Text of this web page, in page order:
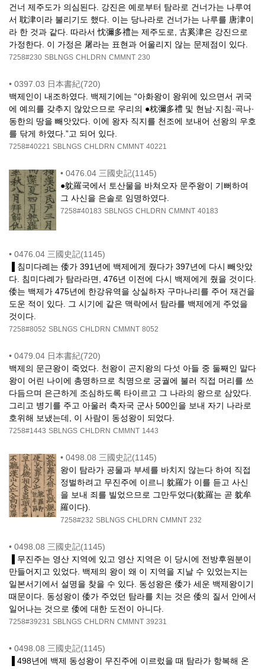
건너 제주도가 의심된다. 강진은 예로부터 탐라로 건너가는 나루여
서 耽津이라 불리기도 했다. 이는 당나라로 건너가는 나루를 唐津이
라 한 것과 같다. 따라서 忱彌多禮는 제주도로, 古奚津은 강진으로
가정한다. 이 가정은 屠라는 표현과 어울리지 않는 문제점이 있다.
7258#230 SBLNGS CHLDRN CMMNT 230
• 0397.03 日本書紀(720)
백제인이 내조하였다. 백제기에는 “아화왕이 왕위에 있으면서 귀국
에 예의를 갖추지 않았으므로 우리의 ●枕彌多禮 및 현남·지침·곡나·
동한의 땅을 빼앗았다. 이에 왕자 직지를 천조에 보내어 선왕의 우호
를 닦게 하였다.”고 되어 있다.
7258#40221 SBLNGS CHLDRN CMMNT 40221
• 0476.04 三國史記(1145)
●躭羅국에서 토산물을 바쳐오자 문주왕이 기뻐하여
그 사신을 은솔로 임명하였다.
7258#40183 SBLNGS CHLDRN CMMNT 40183
• 0476.04 三國史記(1145)
▐ 침미다례는 倭가 391년에 백제에게 줬다가 397년에 다시 빼앗았
다. 침미다례가 탐라라면, 476년 이전에 다시 백제에게 줬을 것이다.
倭는 백제가 475년에 한강유역을 상실하자 구마나리를 주어 재건을
도운 적이 있다. 그 시기에 같은 맥락에서 탐라를 백제에게 주었을
것이다.
7258#8052 SBLNGS CHLDRN CMMNT 8052
• 0479.04 日本書紀(720)
백제의 문근왕이 죽었다. 천왕이 곤지왕의 다섯 아들 중 둘째인 말다
왕이 어린 나이에 총명하므로 칙명으로 궁궐에 불러 직접 머리를 쓰
다듬으며 은근하게 조심하도록 타이르고 그 나라의 왕으로 삼았다.
그리고 병기를 주고 아울러 축자국 군사 500인을 보내 자기 나라로
호위해 보냈는데, 이 사람이 동성왕이 되었다.
7258#1443 SBLNGS CHLDRN CMMNT 1443
• 0498.08 三國史記(1145)
왕이 탐라가 공물과 부세를 바치지 않는다 하여 직접
정벌하려고 무진주에 이르니 躭羅가 이를 듣고 사신
을 보내 죄를 빌었으므로 그만두었다(躭羅는 곧 躭牟
羅이다).
7258#232 SBLNGS CHLDRN CMMNT 232
• 0498.08 三國史記(1145)
▐ 무진주는 영산 지역에 있고 영산 지역은 이 당시에 전방후원분이
만들어지고 있었다. 백제의 왕이 왜 이 지역을 지날 수 있었는지는
일본서기에서 설명을 찾을 수 있다. 동성왕은 倭가 세운 백제왕이기
때문이다. 동성왕이 倭가 주었던 탐라를 치는 것은 倭의 질서 안에서
일어나는 것으로 倭에 대한 도전이 아니다.
7258#39231 SBLNGS CHLDRN CMMNT 39231
• 0498.08 三國史記(1145)
▐ 498년에 백제 동성왕이 무진주에 이르렀을 때 탐라가 항복해 온